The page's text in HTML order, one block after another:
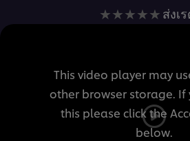
ไม่มี
การ
สำหรั
นี้
ส่งเ
This video player may
other browser storage. If
this please click the
below.